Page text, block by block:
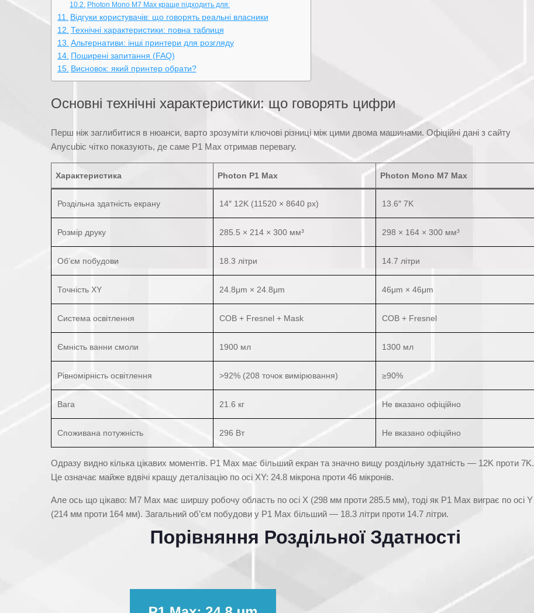
Photon Mono M7 Max краще підходить для:
Відгуки користувачів: що говорять реальні власники
Технічні характеристики: повна таблиця
Альтернативи: інші принтери для розгляду
Поширені запитання (FAQ)
Висновок: який принтер обрати?
Основні технічні характеристики: що говорять цифри
Перш ніж заглибитися в нюанси, варто зрозуміти ключові різниці між цими двома машинами. Офіційні дані з сайту
Anycubic чітко показують, де саме P1 Max отримав перевагу.
Характеристика Photon P1 Max Photon Mono M7 Max
Роздільна здатність екрану 14″ 12K (11520 × 8640 px) 13.6″ 7K
Розмір друку 285.5 × 214 × 300 мм³ 298 × 164 × 300 мм³
Об’єм побудови 18.3 літри 14.7 літри
Точність XY 24.8μm × 24.8μm 46μm × 46μm
Система освітлення COB + Fresnel + Mask COB + Fresnel
Ємність ванни смоли 1900 мл 1300 мл
Рівномірність освітлення >92% (208 точок вимірювання) ≥90%
Вага 21.6 кг Не вказано офіційно
Споживана потужність 296 Вт Не вказано офіційно
Одразу видно кілька цікавих моментів. P1 Max має більший екран та значно вищу роздільну здатність — 12K проти 7K.
Це означає майже вдвічі кращу деталізацію по осі XY: 24.8 мікрона проти 46 мікронів.
Але ось що цікаво: M7 Max має ширшу робочу область по осі X (298 мм проти 285.5 мм), тоді як P1 Max виграє по осі Y
(214 мм проти 164 мм). Загальний об’єм побудови у P1 Max більший — 18.3 літри проти 14.7 літри.